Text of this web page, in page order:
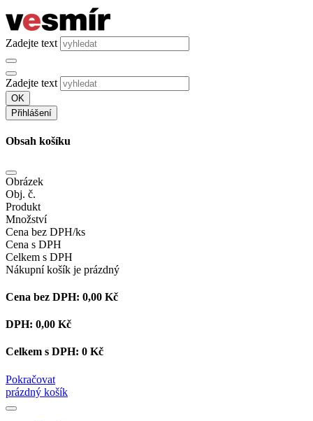
Zadejte text
Zadejte text
OK
Přihlášení
Obsah košíku
Obrázek
Obj. č.
Produkt
Množství
Cena bez DPH/ks
Cena s DPH
Celkem s DPH
Nákupní košík je prázdný
Cena bez DPH: 0,00 Kč
DPH: 0,00 Kč
Celkem s DPH: 0 Kč
Pokračovat
prázdný košík